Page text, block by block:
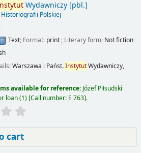
Wydawniczy[pbl.]
Historiografii Polskiej
Text; Format: print; Literary form: Not fiction
Warszawa : Państ.InstytutWydawniczy,
available for reference: Józef Piłsudski
loan(1) Call number: E 763 .
cart